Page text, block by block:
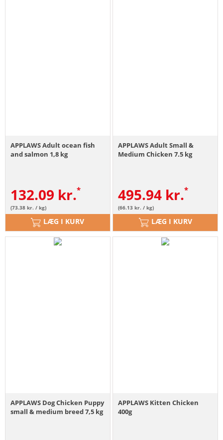
APPLAWS Adult ocean fish
and salmon 1,8 kg
132.09 kr.
(73.38 kr. / kg)
LÆG I KURV
APPLAWS Adult Small &
Medium Chicken 7.5 kg
495.94 kr.
(66.13 kr. / kg)
LÆG I KURV
APPLAWS Dog Chicken Puppy
small & medium breed 7,5 kg
APPLAWS Kitten Chicken
400g